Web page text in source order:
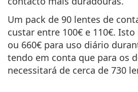
Um pack de 90 lentes de
custar entre 100€ e 110€. Isto
ou 660€ para uso diário
tendo em conta que para os
necessitará de cerca de 730